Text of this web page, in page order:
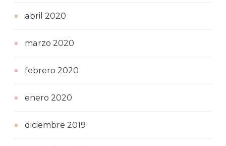
abril 2020
marzo 2020
febrero 2020
enero 2020
diciembre 2019